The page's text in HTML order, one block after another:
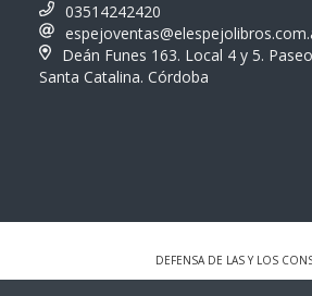
03514242420
Deán Funes 163. Local 4 y 5. Paseo
Santa Catalina. Córdoba
DEFENSA DE LAS Y LOS